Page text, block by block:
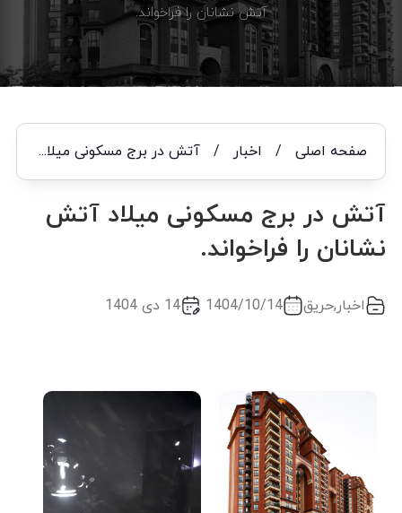
آتش نشانان را فراخواند.
صفحه اصلی/ اخبار / آتش در برج مسکونی میلاد آتش نشانان را فراخواند.
آتش در برج مسکونی میلاد آتش
نشانان را فراخواند.
اخبار,حریق 1404/10/14 14 دی 1404